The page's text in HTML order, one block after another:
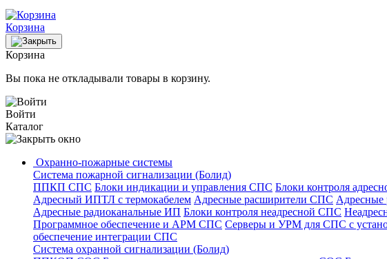
Корзина
Корзина
Вы пока не откладывали товары в корзину.
Войти
Каталог
Охранно-пожарные системы
Система пожарной сигнализации (Болид)
ППКП СПС Блоки индикации и управления СПС Блоки контроля
Адресный ИПТЛ с термокабелем Адресные расширители СПС
Адресные радиоканальные ИП Блоки контроля неадресной СПС
Программное обеспечение и АРМ СПС Серверы и УРМ для СПС с
обеспечение интеграции СПС
Система охранной сигнализации (Болид)